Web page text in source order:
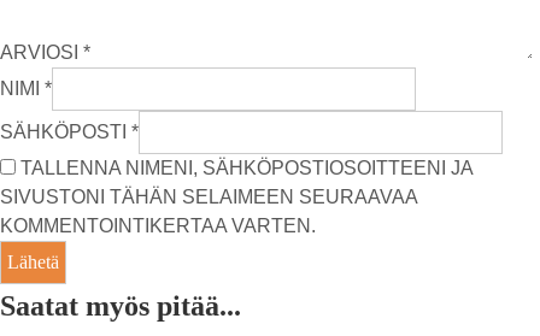
ARVIOSI *
NIMI *
SÄHKÖPOSTI *
TALLENNA NIMENI, SÄHKÖPOSTIOSOITTEENI JA
SIVUSTONI TÄHÄN SELAIMEEN SEURAAVAA
KOMMENTOINTIKERTAA VARTEN.
Saatat myös pitää...